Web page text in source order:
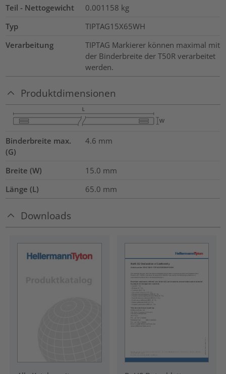
Teil - Nettogewicht
0.001158 kg
Typ
TIPTAG15X65WH
Verarbeitung
TIPTAG Markierer können maximal mit
der Binderbreite der T50R verarbeitet
werden.
Produktdimensionen
Binderbreite max.
(G)
4.6 mm
Breite (W) 15.0 mm
Länge (L)
65.0 mm
Downloads